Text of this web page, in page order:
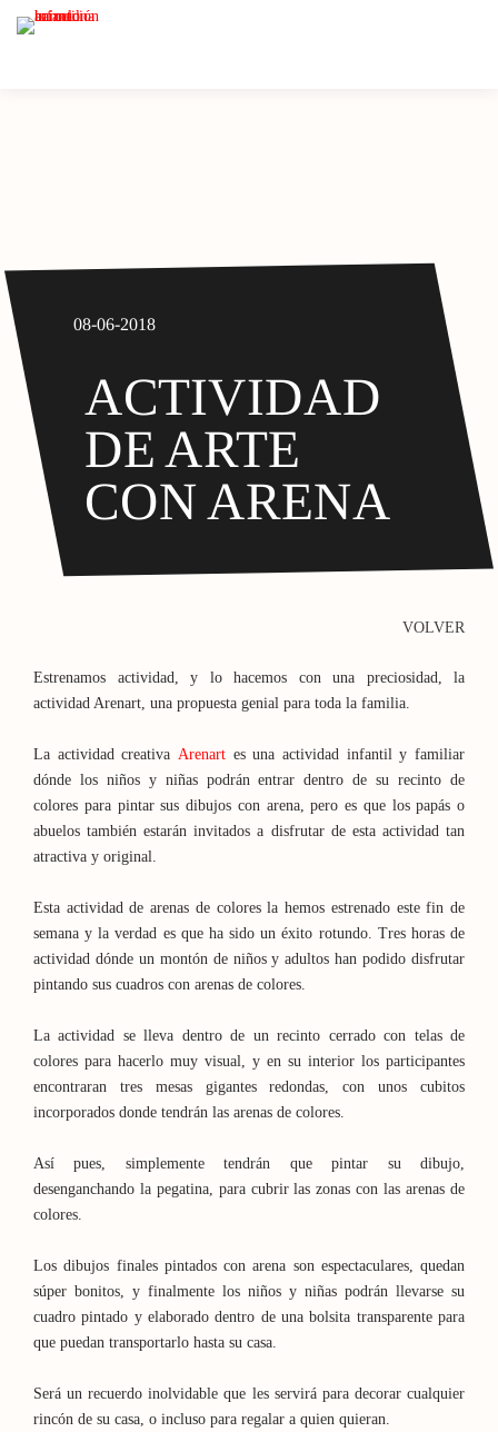
08-06-2018
ACTIVIDAD
DE ARTE
CON ARENA
VOLVER
Estrenamos actividad, y lo hacemos con una preciosidad, la
actividad Arenart, una propuesta genial para toda la familia.
La actividad creativa Arenart es una actividad infantil y familiar
dónde los niños y niñas podrán entrar dentro de su recinto de
colores para pintar sus dibujos con arena, pero es que los papás o
abuelos también estarán invitados a disfrutar de esta actividad tan
atractiva y original.
Esta actividad de arenas de colores la hemos estrenado este fin de
semana y la verdad es que ha sido un éxito rotundo. Tres horas de
actividad dónde un montón de niños y adultos han podido disfrutar
pintando sus cuadros con arenas de colores.
La actividad se lleva dentro de un recinto cerrado con telas de
colores para hacerlo muy visual, y en su interior los participantes
encontraran tres mesas gigantes redondas, con unos cubitos
incorporados donde tendrán las arenas de colores.
Así pues, simplemente tendrán que pintar su dibujo,
desenganchando la pegatina, para cubrir las zonas con las arenas de
colores.
Los dibujos finales pintados con arena son espectaculares, quedan
súper bonitos, y finalmente los niños y niñas podrán llevarse su
cuadro pintado y elaborado dentro de una bolsita transparente para
que puedan transportarlo hasta su casa.
Será un recuerdo inolvidable que les servirá para decorar cualquier
rincón de su casa, o incluso para regalar a quien quieran.